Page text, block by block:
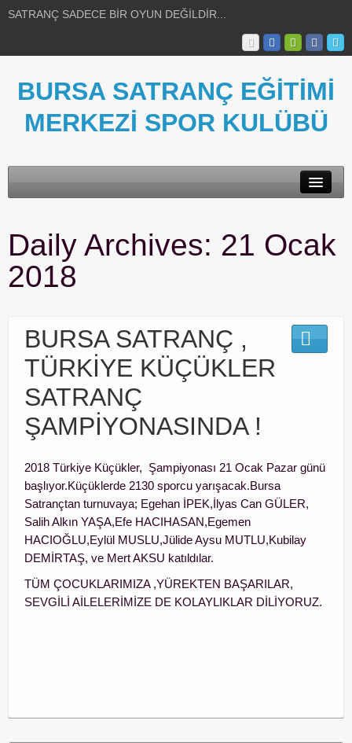
SATRANÇ SADECE BİR OYUN DEĞİLDİR...
BURSA SATRANÇ EĞİTİMİ
MERKEZİ SPOR KULÜBÜ
FOTOĞRAFLAR
SATRANÇ BİLGİLERİ
İLETİŞİM
SATRANCA BAŞLAMA YAŞI…
Daily Archives: 21 Ocak
2018
BURSA SATRANÇ ,
TÜRKİYE KÜÇÜKLER
SATRANÇ
ŞAMPİYONASINDA !
2018 Türkiye Küçükler, Şampiyonası 21 Ocak Pazar günü
başlıyor.Küçüklerde 2130 sporcu yarışacak.Bursa
Satrançtan turnuvaya; Egehan İPEK,İlyas Can GÜLER,
Salih Alkın YAŞA,Efe HACIHASAN,Egemen
HACIOĞLU,Eylül MUSLU,Jülide Aysu MUTLU,Kubilay
DEMİRTAŞ, ve Mert AKSU katıldılar.
TÜM ÇOCUKLARIMIZA ,YÜREKTEN BAŞARILAR,
SEVGİLİ AİLELERİMİZE DE KOLAYLIKLAR DİLİYORUZ.